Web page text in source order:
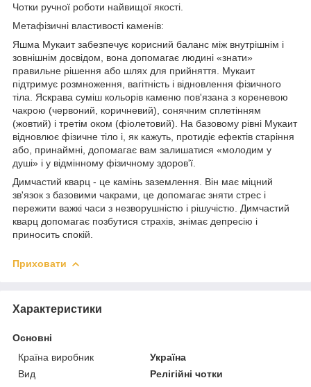
Чотки ручної роботи найвищої якості.
Метафізичні властивості каменів:
Яшма Мукаит забезпечує корисний баланс між внутрішнім і
зовнішнім досвідом, вона допомагає людині «знати»
правильне рішення або шлях для прийняття. Мукаит
підтримує розмноження, вагітність і відновлення фізичного
тіла. Яскрава суміш кольорів каменю пов'язана з кореневою
чакрою (червоний, коричневий), сонячним сплетінням
(жовтий) і третім оком (фіолетовий). На базовому рівні Мукаит
відновлює фізичне тіло і, як кажуть, протидіє ефектів старіння
або, принаймні, допомагає вам залишатися «молодим у
душі» і у відмінному фізичному здоров'ї.
Димчастий кварц - це камінь заземлення. Він має міцний
зв'язок з базовими чакрами, це допомагає зняти стрес і
пережити важкі часи з незворушністю і рішучістю. Димчастий
кварц допомагає позбутися страхів, знімає депресію і
приносить спокій.
Приховати
Характеристики
Основні
Країна виробник
Україна
Вид
Релігійні чотки